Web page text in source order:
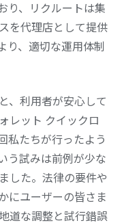
り、リクルートは集
を代理店として提供
り、適切な運用体制
、利用者が安心して
レット クイックロ
私たちが行ったよう
う試みは前例が少な
した。法律の要件や
にユーザーの皆さま
道な調整と試行錯誤